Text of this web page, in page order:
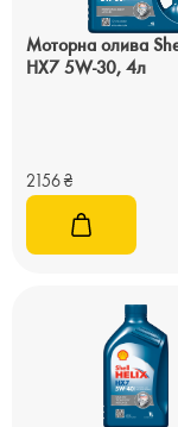
Моторна олива
HX7 5W-30, 4л
2156₴